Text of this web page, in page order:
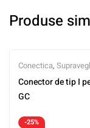
Produse
Conectica,
Conector de tip I
GC
-25%